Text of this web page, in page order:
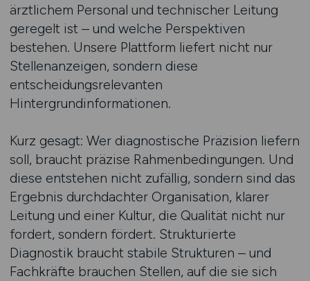
ärztlichem Personal und technischer Leitung
geregelt ist – und welche Perspektiven
bestehen. Unsere Plattform liefert nicht nur
Stellenanzeigen, sondern diese
entscheidungsrelevanten
Hintergrundinformationen.
Kurz gesagt: Wer diagnostische Präzision liefern
soll, braucht präzise Rahmenbedingungen. Und
diese entstehen nicht zufällig, sondern sind das
Ergebnis durchdachter Organisation, klarer
Leitung und einer Kultur, die Qualität nicht nur
fordert, sondern fördert. Strukturierte
Diagnostik braucht stabile Strukturen – und
Fachkräfte brauchen Stellen, auf die sie sich